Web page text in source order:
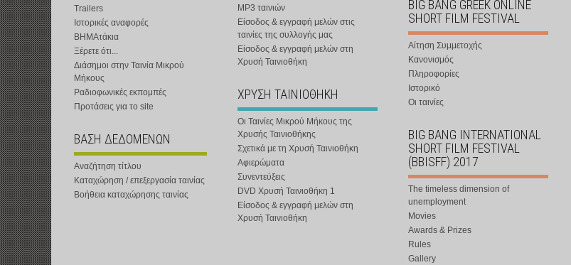
Trailers
Ιστορικές αναφορές
ΒΗΜΑτάκια
Ξέρετε ότι...
Διάσημοι στην Ταινία Μικρού
Μήκους
Ραδιοφωνικές εκπομπές
Προτάσεις για το site
ΒΑΣΗ ΔΕΔΟΜΕΝΩΝ
Αναζήτηση τίτλου
Καταχώρηση / επεξεργασία ταινίας
Βοήθεια καταχώρησης ταινίας
MP3 ταινιών
Είσοδος & εγγραφή μελών στις
ταινίες της συλλογής μας
Είσοδος & εγγραφή μελών στη
Χρυσή Ταινιοθήκη
ΧΡΥΣΗ ΤΑΙΝΙΟΘΗΚΗ
Οι Ταινίες Μικρού Μήκους της
Χρυσής Ταινιοθήκης
Σχετικά με τη Χρυσή Ταινιοθήκη
Αφιερώματα
Συνεντεύξεις
DVD Χρυσή Ταινιοθήκη 1
Είσοδος & εγγραφή μελών στη
Χρυσή Ταινιοθήκη
BIG BANG GREEK ONLINE
SHORT FILM FESTIVAL
Αίτηση Συμμετοχής
Κανονισμός
Πληροφορίες
Ιστορικό
Οι ταινίες
BIG BANG INTERNATIONAL
SHORT FILM FESTIVAL
(BBISFF) 2017
The timeless dimension of
unemployment
Movies
Awards & Prizes
Rules
Gallery